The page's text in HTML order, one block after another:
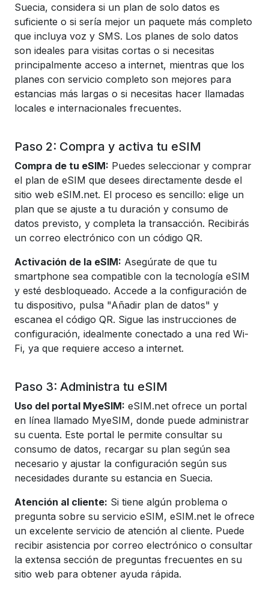
Suecia, considera si un plan de solo datos es
suficiente o si sería mejor un paquete más completo
que incluya voz y SMS. Los planes de solo datos
son ideales para visitas cortas o si necesitas
principalmente acceso a internet, mientras que los
planes con servicio completo son mejores para
estancias más largas o si necesitas hacer llamadas
locales e internacionales frecuentes.
Paso 2: Compra y activa tu eSIM
Compra de tu eSIM: Puedes seleccionar y comprar
el plan de eSIM que desees directamente desde el
sitio web eSIM.net. El proceso es sencillo: elige un
plan que se ajuste a tu duración y consumo de
datos previsto, y completa la transacción. Recibirás
un correo electrónico con un código QR.
Activación de la eSIM: Asegúrate de que tu
smartphone sea compatible con la tecnología eSIM
y esté desbloqueado. Accede a la configuración de
tu dispositivo, pulsa "Añadir plan de datos" y
escanea el código QR. Sigue las instrucciones de
configuración, idealmente conectado a una red Wi-
Fi, ya que requiere acceso a internet.
Paso 3: Administra tu eSIM
Uso del portal MyeSIM: eSIM.net ofrece un portal
en línea llamado MyeSIM, donde puede administrar
su cuenta. Este portal le permite consultar su
consumo de datos, recargar su plan según sea
necesario y ajustar la configuración según sus
necesidades durante su estancia en Suecia.
Atención al cliente: Si tiene algún problema o
pregunta sobre su servicio eSIM, eSIM.net le ofrece
un excelente servicio de atención al cliente. Puede
recibir asistencia por correo electrónico o consultar
la extensa sección de preguntas frecuentes en su
sitio web para obtener ayuda rápida.